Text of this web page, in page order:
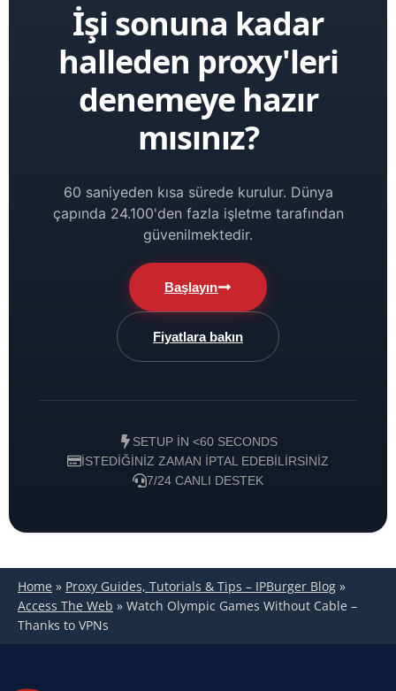
İşi sonuna kadar
halleden proxy'leri
denemeye hazır
mısınız?
60 saniyeden kısa sürede kurulur. Dünya
çapında 24.100'den fazla işletme tarafından
güvenilmektedir.
Başlayın
Fiyatlara bakın
SETUP IN <60 SECONDS
İSTEDIĞINIZ ZAMAN IPTAL EDEBILIRSINIZ
7/24 CANLI DESTEK
Home » Proxy Guides, Tutorials & Tips – IPBurger Blog »
Access The Web » Watch Olympic Games Without Cable –
Thanks to VPNs